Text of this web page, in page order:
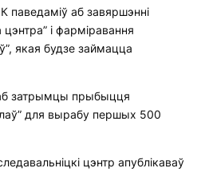
паведаміў аб завяршэнні
і фарміравання
якая будзе займацца
затрымцы прыбыцця
для вырабу першых 500
цэнтр апублікаваў